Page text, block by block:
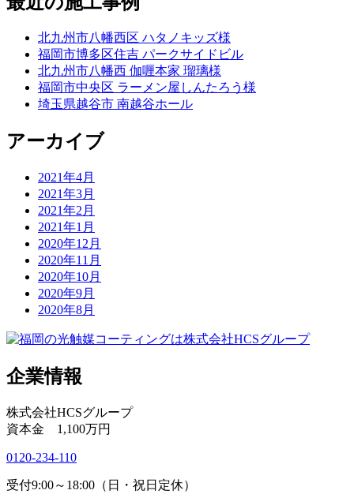
北九州市八幡西区 ハタノキッズ様
福岡市博多区住吉 パークサイドビル
北九州市八幡西 伽喱本家 瑠璃様
福岡市中央区 ラーメン屋しんたろう様
埼玉県越谷市 南越谷ホール
アーカイブ
2021年4月
2021年3月
2021年2月
2021年1月
2020年12月
2020年11月
2020年10月
2020年9月
2020年8月
企業情報
株式会社HCSグループ
資本金 1,100万円
0120-234-110
受付9:00～18:00（日・祝日定休）